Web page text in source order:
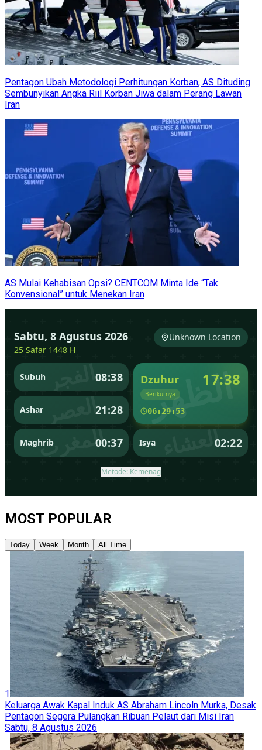
Pentagon Ubah Metodologi Perhitungan Korban, AS Dituding
Sembunyikan Angka Riil Korban Jiwa dalam Perang Lawan
Iran
AS Mulai Kehabisan Opsi? CENTCOM Minta Ide “Tak
Konvensional” untuk Menekan Iran
MOST POPULAR
Today Week Month All Time
1
Keluarga Awak Kapal Induk AS Abraham Lincoln Murka, Desak
Pentagon Segera Pulangkan Ribuan Pelaut dari Misi Iran
Sabtu, 8 Agustus 2026